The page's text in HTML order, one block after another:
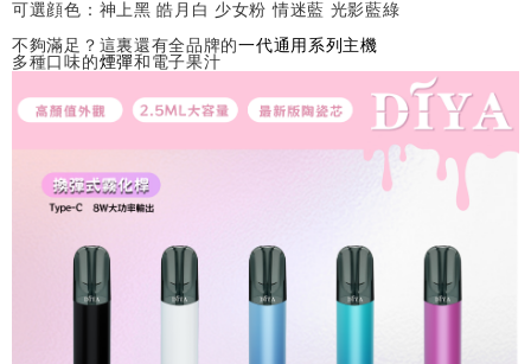
可選顔色：神上黑 皓月白 少女粉 情迷藍 光影藍綠
不夠滿足？這裏還有全品牌的一代通用系列主機
多種口味的煙彈和電子果汁